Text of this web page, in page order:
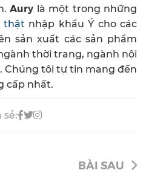
Aury là một trong những
thật nhập khẩu Ý cho các
sản xuất các sản phẩm
thời trang, ngành nội
Chúng tôi tự tin mang đến
cấp nhất.
sẻ:
BÀI SAU